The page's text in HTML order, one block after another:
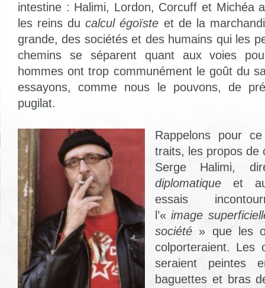
intestine : Halimi, Lordon, Corcuff et Michéa
les reins ducalcul égoïste et de la
grande, des sociétés et des humains qui les
chemins se séparent quant aux voies
hommes ont trop communément le goût du
essayons, comme nous le pouvons, de
pugilat.
Rappelons pour
traits, les propos de
Serge Halimi,
diplomatiqueet
essais
l’«image
société » que les
colporteraient. Les
seraient peintes
baguettes et bras